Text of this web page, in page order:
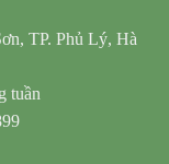
TP. Phủ Lý, Hà
tuần